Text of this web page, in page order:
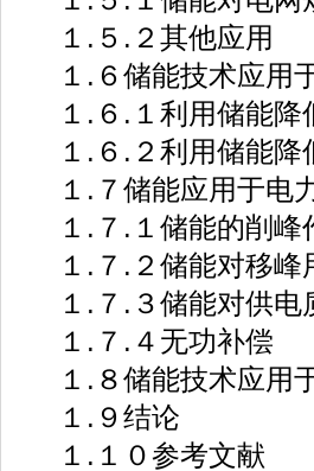
１.５.２其他应用
１.６储能技术应用
１.６.１利用储能降
１.６.２利用储能降
１.７储能应用于电
１.７.１储能的削峰
１.７.２储能对移峰
１.７.３储能对供电
１.７.４无功补偿
１.８储能技术应用于
１.９结论
１.１０参考文献